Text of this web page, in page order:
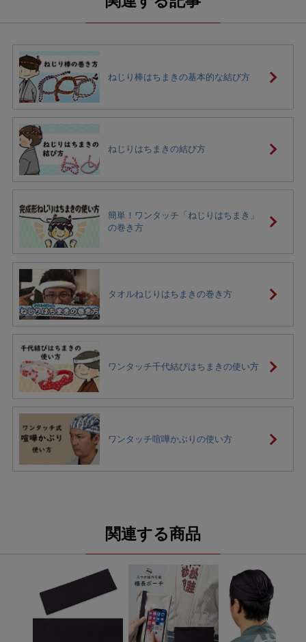
ねじり棒はちまきの基本的な結び方
ねじりはちまきの結び方
簡単！ワンタッチ「ねじりはちまき」
の巻き方
タオルねじりはちまきの巻き方
ワンタッチ千代結びはちまきの使い方
ワンタッチ喧嘩かぶりの使い方
関連する商品